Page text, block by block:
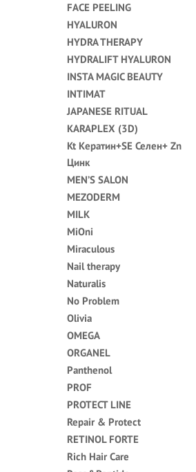
FACE PEELING
HYALURON
HYDRA THERAPY
HYDRALIFT HYALURON
INSTA MAGIC BEAUTY
INTIMAT
JAPANESE RITUAL
KARAPLEX (3D)
Kt Кератин+SE Селен+ Zn
Цинк
MEN’S SALON
MEZODERM
MILK
MiOni
Miraculous
Nail therapy
Naturalis
No Problem
Olivia
OMEGA
ORGANEL
Panthenol
PROF
PROTECT LINE
Repair & Protect
RETINOL FORTE
Rich Hair Care